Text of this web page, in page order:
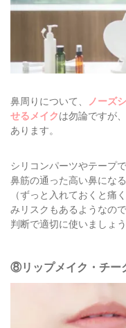
鼻周りについて、
ノーズ
せるメイクは勿論ですが
あります。
シリコンパーツやテープ
鼻筋の通った高い鼻にな
（ずっと入れておくと痛
みリスクもあるようなの
判断で適切に使いましょう
⑧リップメイク・チー